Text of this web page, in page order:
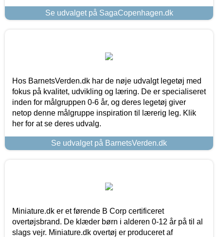
Se udvalget på SagaCopenhagen.dk
Hos BarnetsVerden.dk har de nøje udvalgt legetøj med
fokus på kvalitet, udvikling og læring. De er specialiseret
inden for målgruppen 0-6 år, og deres legetøj giver
netop denne målgruppe inspiration til lærerig leg. Klik
her for at se deres udvalg.
Se udvalget på BarnetsVerden.dk
Miniature.dk er et førende B Corp certificeret
overtøjsbrand. De klæder børn i alderen 0-12 år på til al
slags vejr. Miniature.dk overtøj er produceret af